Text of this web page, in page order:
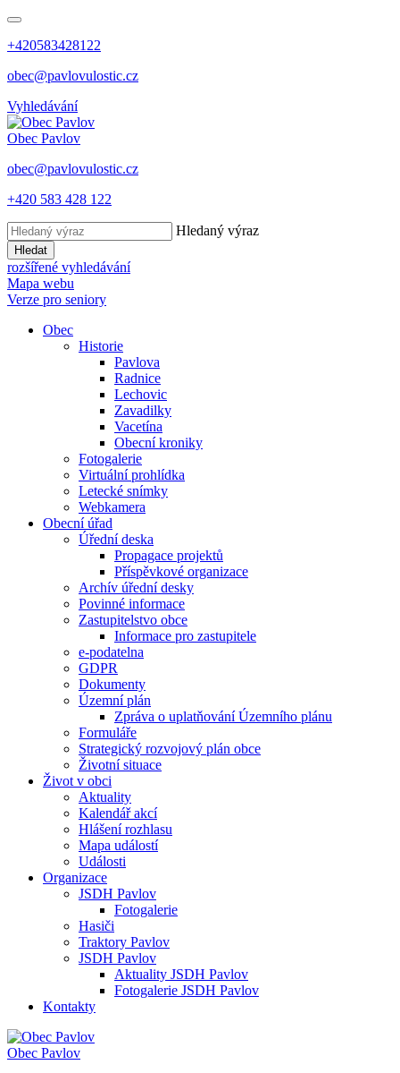
+420583428122
obec@pavlovulostic.cz
Vyhledávání
Obec Pavlov
obec@pavlovulostic.cz
+420 583 428 122
Hledaný výraz
Hledat
rozšířené vyhledávání
Mapa webu
Verze pro seniory
Obec
Historie
Pavlova
Radnice
Lechovic
Zavadilky
Vacetína
Obecní kroniky
Fotogalerie
Virtuální prohlídka
Letecké snímky
Webkamera
Obecní úřad
Úřední deska
Propagace projektů
Příspěvkové organizace
Archív úřední desky
Povinné informace
Zastupitelstvo obce
Informace pro zastupitele
e-podatelna
GDPR
Dokumenty
Územní plán
Zpráva o uplatňování Územního plánu
Formuláře
Strategický rozvojový plán obce
Životní situace
Život v obci
Aktuality
Kalendář akcí
Hlášení rozhlasu
Mapa událostí
Události
Organizace
JSDH Pavlov
Fotogalerie
Hasiči
Traktory Pavlov
JSDH Pavlov
Aktuality JSDH Pavlov
Fotogalerie JSDH Pavlov
Kontakty
Obec Pavlov